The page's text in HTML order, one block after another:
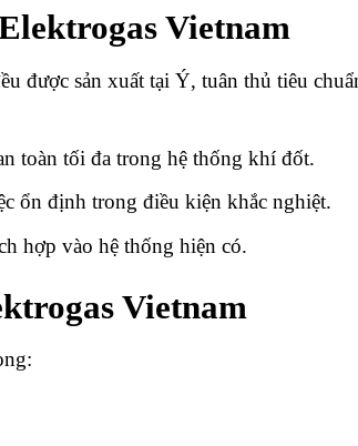
Vietnam
được sản xuất tại Ý, tuân thủ tiêu
toàn tối đa trong hệ thống khí đốt.
ổn định trong điều kiện khắc nghiệt.
hợp vào hệ thống hiện có.
Vietnam